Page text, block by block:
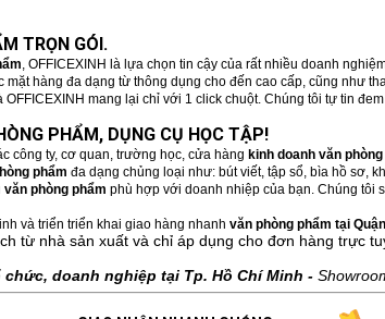
TRỌN GÓI.
, OFFICEXINH là lựa chọn tin cậy của rất nhiều doanh
mặt hàng đa dạng từ thông dụng cho đến cao cấp, cũng như
mang lại chỉ với 1 click chuột. Chúng tôi tự tin
PHẨM, DỤNG CỤ HỌC TẬP!
công ty, cơ quan, trường học, cửa hàng kinh doanh văn
phẩm đa dạng chủng loại như: bút viết, tập sổ, bìa hồ sơ,
văn phòng phẩm phù hợp với doanh nhiệp của bạn. Chúng tôi
và triển triển khai giao hàng nhanh văn phòng phẩm tại
từ nhà sản xuất và chỉ áp dụng cho đơn hàng trực
doanh nghiệp tại Tp. Hồ Chí Minh -